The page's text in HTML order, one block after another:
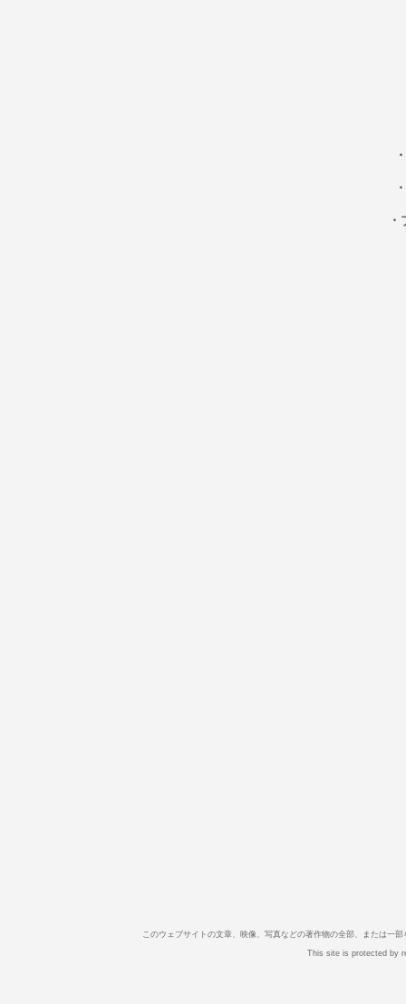
このウェブサイトの文章、映像、写真などの著作物の全部、または一
This site is protected by